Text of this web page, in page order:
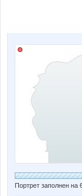
Портрет заполнен на